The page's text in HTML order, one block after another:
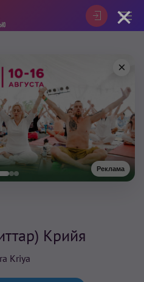
Реклама
×
Крийя
Kriya
×